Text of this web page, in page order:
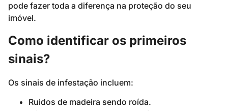
pode fazer toda a diferença na proteção do seu
imóvel.
Como identificar os primeiros
sinais?
Os sinais de infestação incluem:
Ruidos de madeira sendo roída.